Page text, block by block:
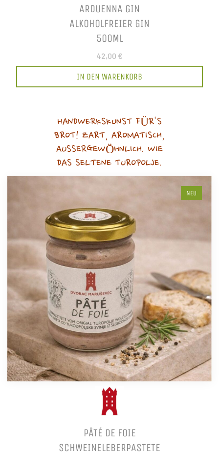
ARDUENNA GIN
ALKOHOLFREIER GIN
500ML
42,00 €
IN DEN WARENKORB
HANDWERKSKUNST FÜR'S
BROT! ZART, AROMATISCH,
AUSSERGEWÖHNLICH. WIE
DAS SELTENE TUROPOLJE.
NEU
PÂTÉ DE FOIE
SCHWEINELEBERPASTETE